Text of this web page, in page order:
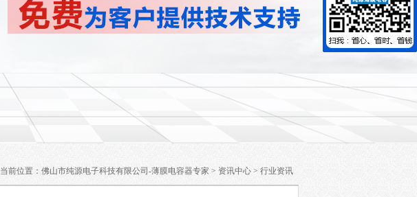
当前位置： 佛山市纯源电子科技有限公司-薄膜电容器专家 > 资讯中心 > 行业资讯